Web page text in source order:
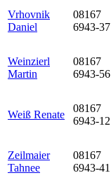
Vrhovnik
Daniel
08167
6943-37
Weinzierl
Martin
08167
6943-56
Weiß Renate
08167
6943-12
Zeilmaier
Tahnee
08167
6943-41